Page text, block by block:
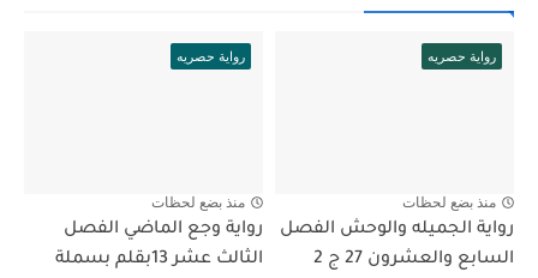
رواية حصريه
منذ بضع لحظات
رواية الجميله والوحش الفصل
السابع والعشرون 27 ج 2
رواية حصريه
منذ بضع لحظات
رواية وجع الماضي الفصل
الثالث عشر 13بقلم بسملة